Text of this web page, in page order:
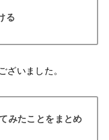
る
ざいました。
みたことをまとめ